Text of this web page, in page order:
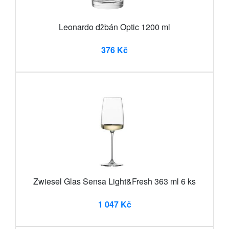
Leonardo džbán Optic 1200 ml
376 Kč
Zwiesel Glas Sensa Light&Fresh 363 ml 6 ks
1 047 Kč